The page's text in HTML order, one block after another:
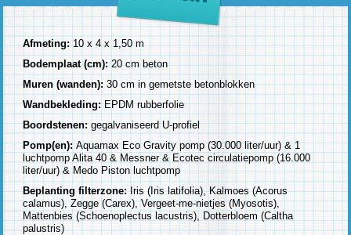
Afmeting:10 x 4 x 1,50 m
Bodemplaat (cm):20 cm beton
Muren (wanden):30 cm in gemetste betonblokken
Wandbekleding: EPDM rubberfolie
Boordstenen:gegalvaniseerd U-profiel
Pomp(en): Aquamax Eco Gravity pomp (30.000 liter/uur) & 1
luchtpomp Alita 40 & Messner & Ecotec circulatiepomp (16.000
liter/uur) & Medo Piston luchtpomp
Beplanting filterzone:Iris (Iris latifolia), Kalmoes (Acorus
calamus), Zegge (Carex), Vergeet-me-nietjes (Myosotis),
Mattenbies (Schoenoplectus lacustris), Dotterbloem (Caltha
palustris)